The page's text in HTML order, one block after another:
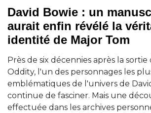
David Bowie : un
aurait enfin révélé la
identité de Major Tom
Près de six décennies après la sortie
Oddity, l'un des personnages les
emblématiques de l'univers de
continue de fasciner. Mais une
effectuée dans les archives